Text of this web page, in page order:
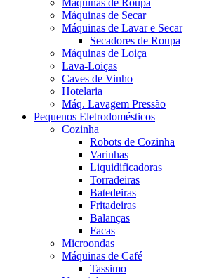
Máquinas de Roupa
Máquinas de Secar
Máquinas de Lavar e Secar
Secadores de Roupa
Máquinas de Loiça
Lava-Loiças
Caves de Vinho
Hotelaria
Máq. Lavagem Pressão
Pequenos Eletrodomésticos
Cozinha
Robots de Cozinha
Varinhas
Liquidificadoras
Torradeiras
Batedeiras
Fritadeiras
Balanças
Facas
Microondas
Máquinas de Café
Tassimo